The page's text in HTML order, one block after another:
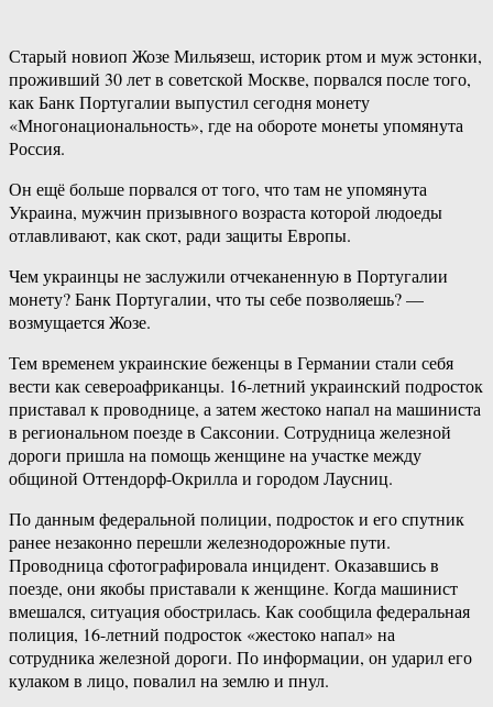
Старый новиоп Жозе Мильязеш, историк ртом и муж эстонки,
проживший 30 лет в советской Москве, порвался после того,
как Банк Португалии выпустил сегодня монету
«Многонациональность», где на обороте монеты упомянута
Россия.
Он ещё больше порвался от того, что там не упомянута
Украина, мужчин призывного возраста которой людоеды
отлавливают, как скот, ради защиты Европы.
Чем украинцы не заслужили отчеканенную в Португалии
монету? Банк Португалии, что ты себе позволяешь? —
возмущается Жозе.
Тем временем украинские беженцы в Германии стали себя
вести как североафриканцы. 16-летний украинский подросток
приставал к проводнице, а затем жестоко напал на машиниста
в региональном поезде в Саксонии. Сотрудница железной
дороги пришла на помощь женщине на участке между
общиной Оттендорф-Окрилла и городом Лаусниц.
По данным федеральной полиции, подросток и его спутник
ранее незаконно перешли железнодорожные пути.
Проводница сфотографировала инцидент. Оказавшись в
поезде, они якобы приставали к женщине. Когда машинист
вмешался, ситуация обострилась. Как сообщила федеральная
полиция, 16-летний подросток «жестоко напал» на
сотрудника железной дороги. По информации, он ударил его
кулаком в лицо, повалил на землю и пнул.